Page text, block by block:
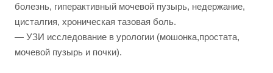
болезнь, гиперактивный мочевой пузырь, недержание,
цисталгия, хроническая тазовая боль.
— УЗИ исследование в урологии (мошонка,простата,
мочевой пузырь и почки).